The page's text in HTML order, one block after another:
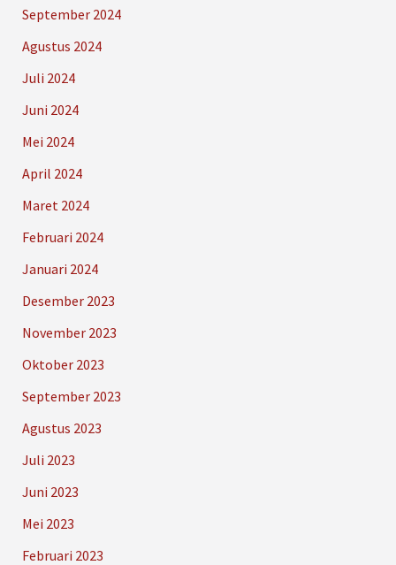
September 2024
Agustus 2024
Juli 2024
Juni 2024
Mei 2024
April 2024
Maret 2024
Februari 2024
Januari 2024
Desember 2023
November 2023
Oktober 2023
September 2023
Agustus 2023
Juli 2023
Juni 2023
Mei 2023
Februari 2023